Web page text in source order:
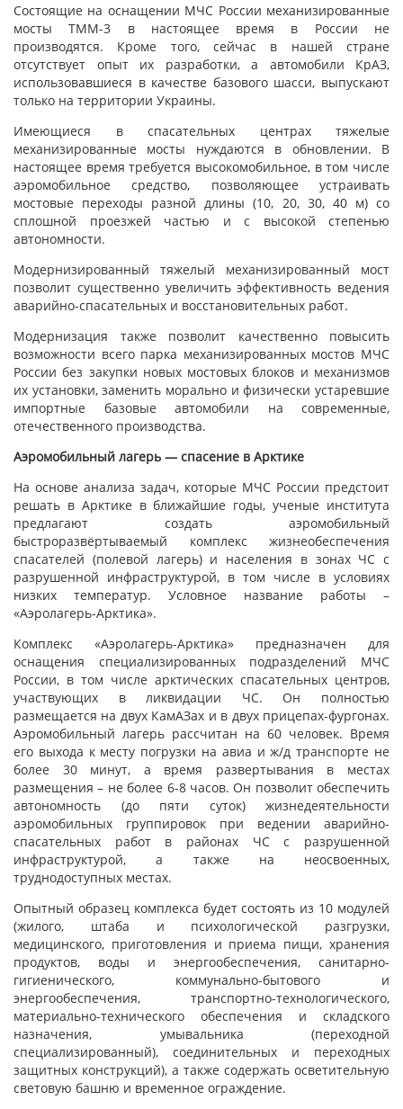
Состоящие на оснащении МЧС России механизированные
мосты ТММ-3 в настоящее время в России не
производятся. Кроме того, сейчас в нашей стране
отсутствует опыт их разработки, а автомобили КрАЗ,
использовавшиеся в качестве базового шасси, выпускают
только на территории Украины.
Имеющиеся в спасательных центрах тяжелые
механизированные мосты нуждаются в обновлении. В
настоящее время требуется высокомобильное, в том числе
аэромобильное средство, позволяющее устраивать
мостовые переходы разной длины (10, 20, 30, 40 м) со
сплошной проезжей частью и с высокой степенью
автономности.
Модернизированный тяжелый механизированный мост
позволит существенно увеличить эффективность ведения
аварийно-спасательных и восстановительных работ.
Модернизация также позволит качественно повысить
возможности всего парка механизированных мостов МЧС
России без закупки новых мостовых блоков и механизмов
их установки, заменить морально и физически устаревшие
импортные базовые автомобили на современные,
отечественного производства.
Аэромобильный лагерь — спасение в Арктике
На основе анализа задач, которые МЧС России предстоит
решать в Арктике в ближайшие годы, ученые института
предлагают создать аэромобильный
быстроразвёртываемый комплекс жизнеобеспечения
спасателей (полевой лагерь) и населения в зонах ЧС с
разрушенной инфраструктурой, в том числе в условиях
низких температур. Условное название работы –
«Аэролагерь-Арктика».
Комплекс «Аэролагерь-Арктика» предназначен для
оснащения специализированных подразделений МЧС
России, в том числе арктических спасательных центров,
участвующих в ликвидации ЧС. Он полностью
размещается на двух КамАЗах и в двух прицепах-фургонах.
Аэромобильный лагерь рассчитан на 60 человек. Время
его выхода к месту погрузки на авиа и ж/д транспорте не
более 30 минут, а время развертывания в местах
размещения – не более 6-8 часов. Он позволит обеспечить
автономность (до пяти суток) жизнедеятельности
аэромобильных группировок при ведении аварийно-
спасательных работ в районах ЧС с разрушенной
инфраструктурой, а также на неосвоенных,
труднодоступных местах.
Опытный образец комплекса будет состоять из 10 модулей
(жилого, штаба и психологической разгрузки,
медицинского, приготовления и приема пищи, хранения
продуктов, воды и энергообеспечения, санитарно-
гигиенического, коммунально-бытового и
энергообеспечения, транспортно-технологического,
материально-технического обеспечения и складского
назначения, умывальника (переходной
специализированный), соединительных и переходных
защитных конструкций), а также содержать осветительную
световую башню и временное ограждение.